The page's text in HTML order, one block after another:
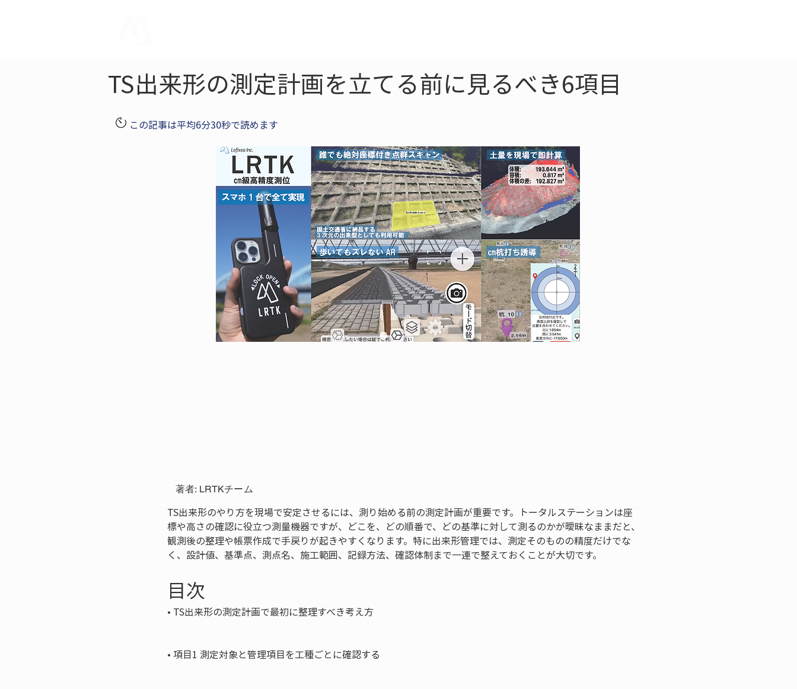
TS出来形の測定計画を立てる前に見るべき6項目
この記事は平均6分30秒で読めます
著者: LRTKチーム
TS出来形のやり方を現場で安定させるには、測り始める前の測定計画が重要です。トータルステーションは座
標や高さの確認に役立つ測量機器ですが、どこを、どの順番で、どの基準に対して測るのかが曖昧なままだと、
観測後の整理や帳票作成で手戻りが起きやすくなります。特に出来形管理では、測定そのものの精度だけでな
く、設計値、基準点、測点名、施工範囲、記録方法、確認体制まで一連で整えておくことが大切です。
目次
• TS出来形の測定計画で最初に整理すべき考え方
• 項目1 測定対象と管理項目を工種ごとに確認する